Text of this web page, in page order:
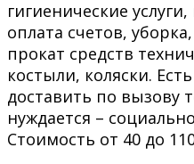
гигиенические
оплата счетов,
прокат средств
костыли, коляски.
доставить по вызову
нуждается –
Стоимость от 40 до